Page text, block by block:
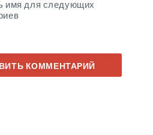
имя для следующих